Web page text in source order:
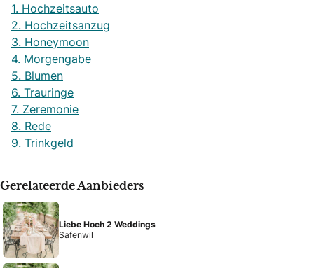
1. Hochzeitsauto
2. Hochzeitsanzug
3. Honeymoon
4. Morgengabe
5. Blumen
6. Trauringe
7. Zeremonie
8. Rede
9. Trinkgeld
Gerelateerde Aanbieders
Liebe Hoch 2 Weddings
Safenwil